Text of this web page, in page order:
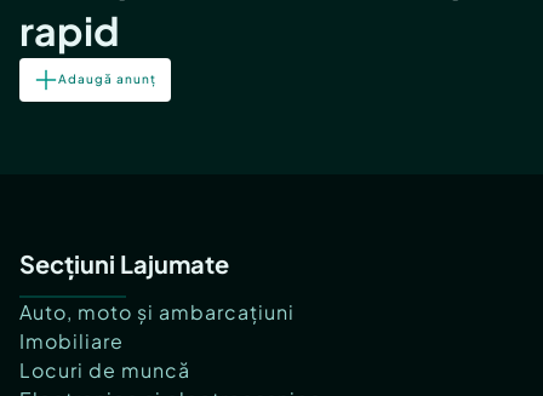
rapid
Adaugă anunț
Secțiuni Lajumate
Auto, moto și ambarcațiuni
Imobiliare
Locuri de muncă